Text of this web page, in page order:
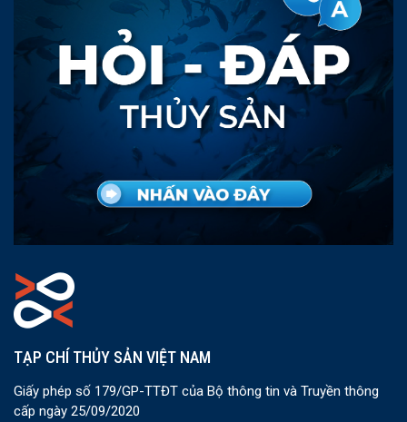
TẠP CHÍ THỦY SẢN VIỆT NAM
Giấy phép số 179/GP-TTĐT của Bộ thông tin và Truyền thông
cấp ngày 25/09/2020